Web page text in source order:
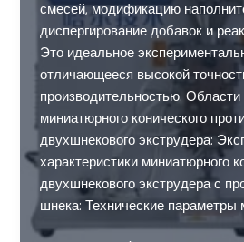
смесей, модификацию
диспергирование добавок и
Это идеальное
отличающееся высокой
производительностью.
миниатюрного конического
двухшнекового экструдера:
характеристики миниатюрного
двухшнекового экструдера с
шнека: Технические параметры